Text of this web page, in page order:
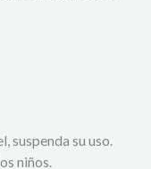
suspenda su uso.
niños.